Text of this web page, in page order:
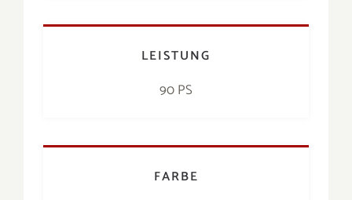
LEISTUNG
90 PS
FARBE